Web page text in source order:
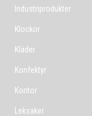
Industriprodukter
Klockor
Kläder
Konfektyr
Kontor
Leksaker